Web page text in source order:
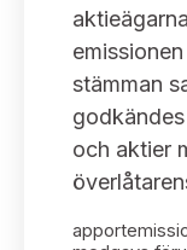
Vårt uppdrag
Arbetssätt och
Om nämndens
Framställningar
Uttalanden
TAKEOVER-
Takeover-regler
AKTUELLT
Nyheter och
Prenumerera
KONTAKT
stämman
och aktier